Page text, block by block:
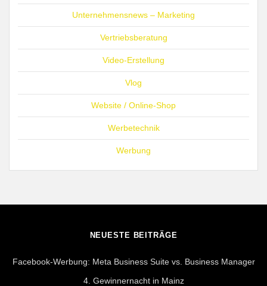
Unternehmensnews – Marketing
Vertriebsberatung
Video-Erstellung
Vlog
Website / Online-Shop
Werbetechnik
Werbung
NEUESTE BEITRÄGE
Facebook-Werbung: Meta Business Suite vs. Business Manager
4. Gewinnernacht in Mainz